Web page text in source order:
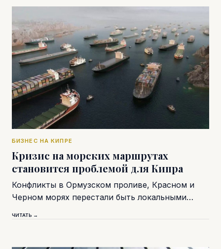
БИЗНЕС НА КИПРЕ
Кризис на морских маршрутах
становится проблемой для Кипра
Конфликты в Ормузском проливе, Красном и
Черном морях перестали быть локальными…
ЧИТАТЬ →